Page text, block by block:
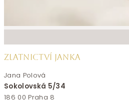
ZLATNICTVÍ JANKA
Jana Polová
Sokolovská 5/34
186 00 Praha 8